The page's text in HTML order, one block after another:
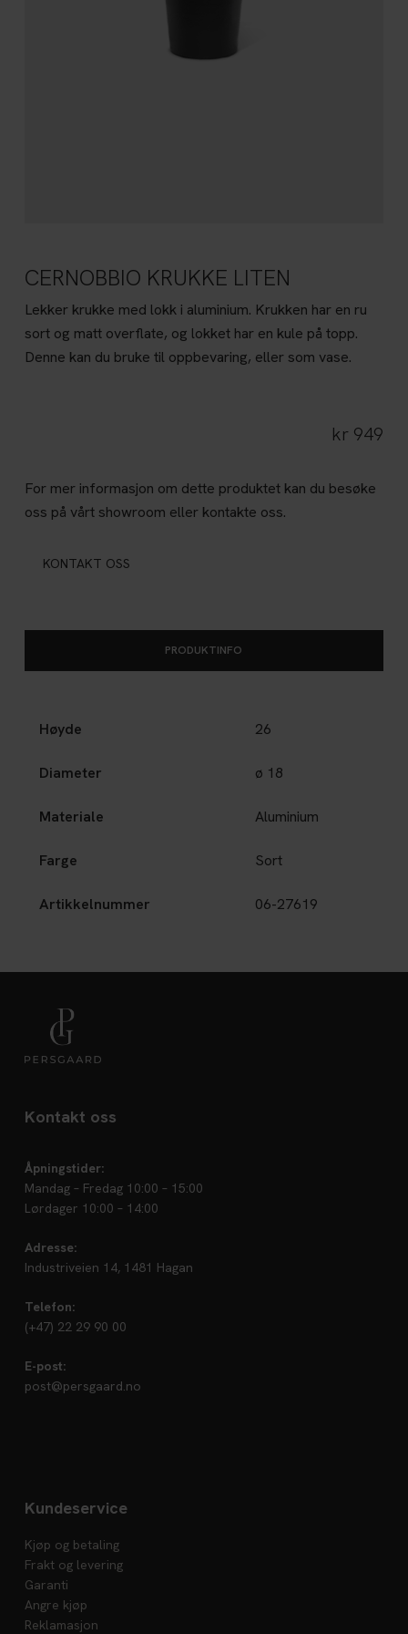
CERNOBBIO KRUKKE LITEN
kr 949
Lekker krukke med lokk i aluminium. Krukken har en ru
sort og matt overflate, og lokket har en kule på topp.
Denne kan du bruke til oppbevaring, eller som vase.
For mer informasjon om dette produktet kan du besøke
oss på vårt showroom eller kontakte oss.
KONTAKT OSS
PRODUKTINFO
Høyde 26
Diameter ø 18
Materiale Aluminium
Farge Sort
Artikkelnummer 06-27619
Kontakt oss
Åpningstider:
Mandag – Fredag 10:00 – 15:00
Lørdager 10:00 – 14:00
Adresse:
Industriveien 14, 1481 Hagan
Telefon:
(+47) 22 29 90 00
E-post:
post@persgaard.no
Kundeservice
Kjøp og betaling
Frakt og levering
Garanti
Angre kjøp
Reklamasjon